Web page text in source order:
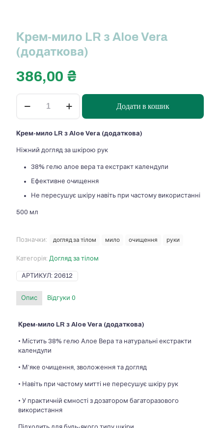
Крем-мило LR з Aloe Vera
(додаткова)
386,00 ₴
Крем-
мило
LR
Aloe
(додаткова)
кількість
Додати в кошик
Крем-мило LR з Aloe Vera (додаткова)
Ніжний догляд за шкірою рук
38% гелю алое вера та екстракт календули
Ефективне очищення
Не пересушує шкіру навіть при частому використанні
500 мл
Позначки: догляд за тілом мило очищення руки
Категорія: Догляд за тілом
АРТИКУЛ: 20612
Опис Відгуки 0
Крем-мило LR з Aloe Vera (додаткова)
• Містить 38% гелю Алое Вера та натуральні екстракти
календули
• М’яке очищення, зволоження та догляд
• Навіть при частому митті не пересушує шкіру рук
• У практичній ємності з дозатором багаторазового
використання